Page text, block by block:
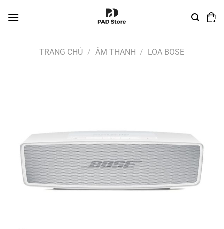
đến
TRANG CHỦ / ÂM THANH / LOA BOSE